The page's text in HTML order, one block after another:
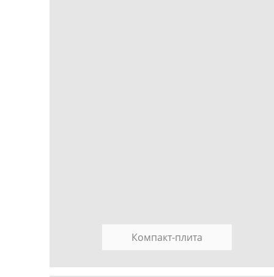
Компакт-плита